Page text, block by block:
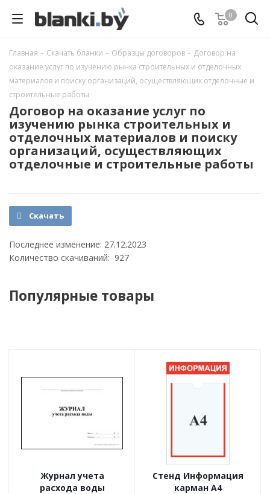
0
Главная - Скачать бланки - Образцы договоров - Договор на
оказание услуг по изучению рынка строительных и отделочных
материалов и поиску организаций, осуществляющих отделочные и
строительные работы
Договор на оказание услуг по
изучению рынка строительных и
отделочных материалов и поиску
организаций, осуществляющих
отделочные и строительные работы
Скачать
Последнее изменение: 27.12.2023
Количество скачиваний: 927
Популярные товары
Журнал учета
расхода воды
Стенд Информация
карман А4